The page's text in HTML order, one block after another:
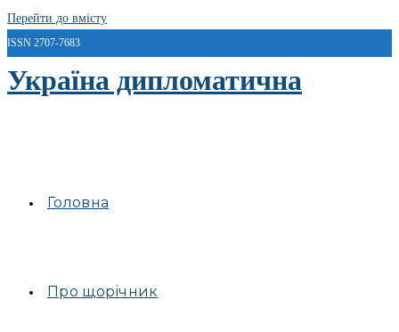
Перейти до вмісту
ISSN 2707-7683
Україна дипломатична
Головна
Про щорічник